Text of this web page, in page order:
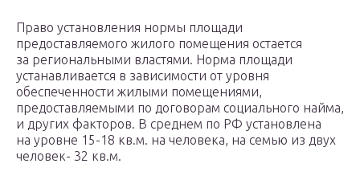
Право установления нормы площади
предоставляемого жилого помещения остается
за региональными властями. Норма площади
устанавливается в зависимости от уровня
обеспеченности жилыми помещениями,
предоставляемыми по договорам социального найма,
и других факторов. В среднем по РФ установлена
на уровне 15-18 кв.м. на человека, на семью из двух
человек- 32 кв.м.